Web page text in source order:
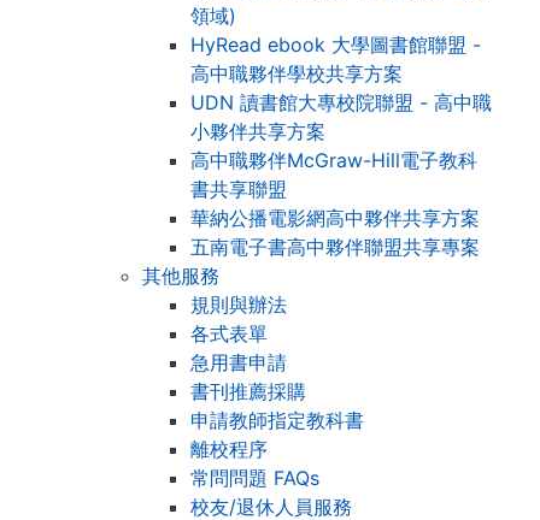
領域)
HyRead ebook 大學圖書館聯盟 -
高中職夥伴學校共享方案
UDN 讀書館大專校院聯盟 - 高中職
小夥伴共享方案
高中職夥伴McGraw-Hill電子教科
書共享聯盟
華納公播電影網高中夥伴共享方案
五南電子書高中夥伴聯盟共享專案
其他服務
規則與辦法
各式表單
急用書申請
書刊推薦採購
申請教師指定教科書
離校程序
常問問題 FAQs
校友/退休人員服務